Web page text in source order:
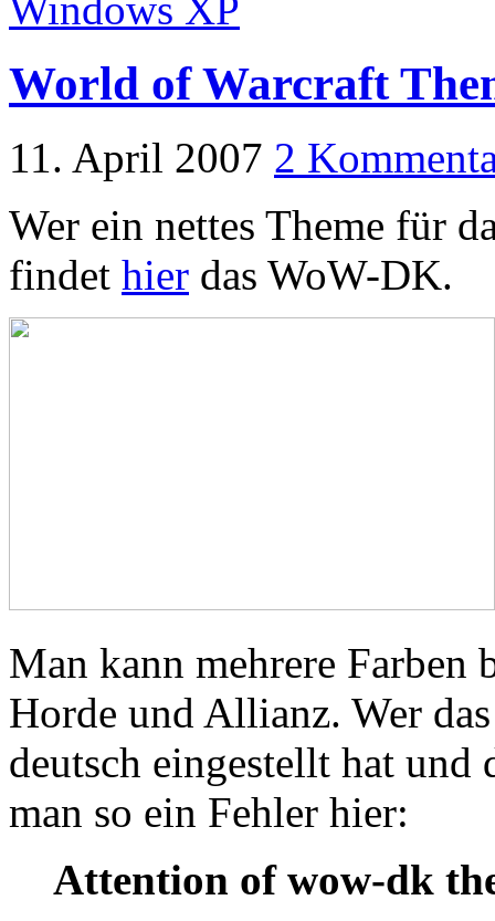
Windows XP
World of Warcraft
11. April 2007 2
Wer ein nettes Theme für
findet hier das WoW-DK.
Man kann mehrere Farben
Horde und Allianz. Wer
deutsch eingestellt hat
man so ein Fehler hier:
Attention of wow-dk